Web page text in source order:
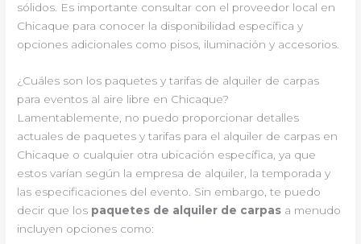
sólidos. Es importante consultar con el proveedor local en
Chicaque para conocer la disponibilidad específica y
opciones adicionales como pisos, iluminación y accesorios.
¿Cuáles son los paquetes y tarifas de alquiler de carpas
para eventos al aire libre en Chicaque?
Lamentablemente, no puedo proporcionar detalles
actuales de paquetes y tarifas para el alquiler de carpas en
Chicaque o cualquier otra ubicación específica, ya que
estos varían según la empresa de alquiler, la temporada y
las especificaciones del evento. Sin embargo, te puedo
decir que los paquetes de alquiler de carpas a menudo
incluyen opciones como: